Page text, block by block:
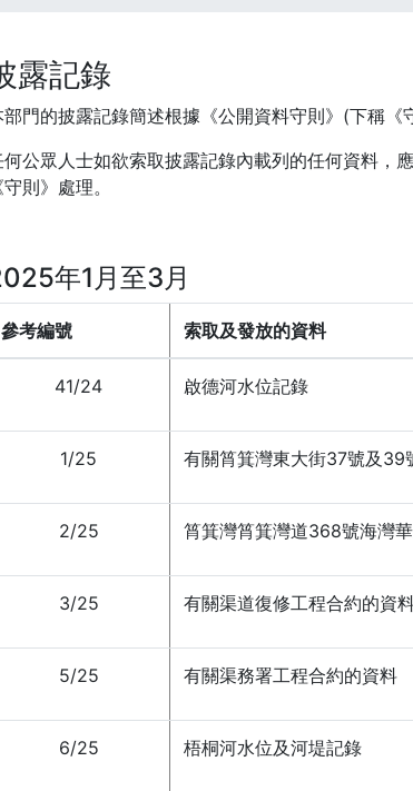
露記錄
部門的披露記錄簡述根據《公開資料守則》(下稱《
何公眾人士如欲索取披露記錄內載列的任何資料，
守則》處理。
年1月至3月
參考編號 索取及發放的資料
41/24 啟德河水位記錄
1/25 有關筲箕灣東大街37號及39
2/25 筲箕灣筲箕灣道368號海灣
3/25 有關渠道復修工程合約的資
5/25 有關渠務署工程合約的資料
6/25 梧桐河水位及河堤記錄